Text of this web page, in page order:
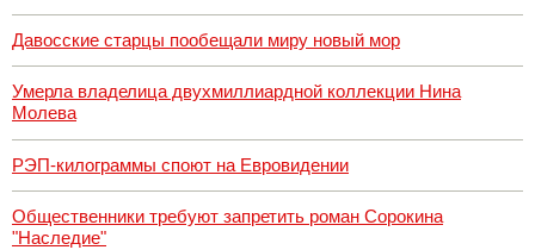
Давосские старцы пообещали миру новый мор
Умерла владелица двухмиллиардной коллекции Нина
Молева
РЭП-килограммы споют на Евровидении
Общественники требуют запретить роман Сорокина
"Наследие"